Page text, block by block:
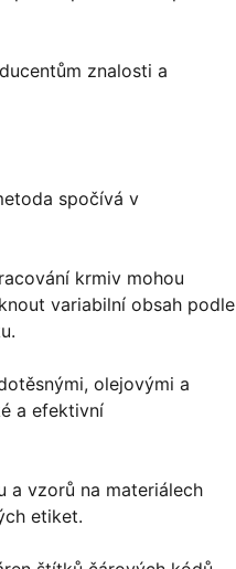
znalosti a
spočívá v
krmiv mohou
variabilní obsah podle
olejovými a
a efektivní
a vzorů na materiálech
etiket.